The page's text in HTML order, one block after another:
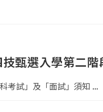
甄選入學第二
考試」及「面試」須知 ...